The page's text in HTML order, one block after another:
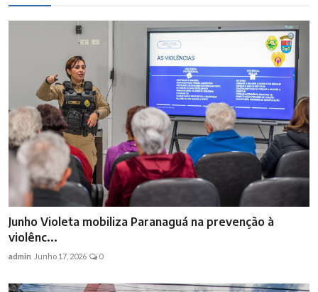
Junho Violeta mobiliza Paranaguá na prevenção à
violênc...
admin Junho 17, 2026 0